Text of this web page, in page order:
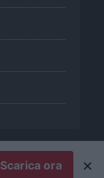
Scarica ora ×